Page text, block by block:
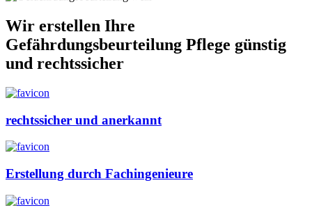
Wir erstellen Ihre
Gefährdungsbeurteilung Pflege günstig
und rechtssicher
rechtssicher und anerkannt
Erstellung durch Fachingenieure